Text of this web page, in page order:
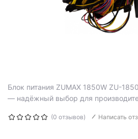
Блок питания ZUMAX 1850W ZU-
— надёжный выбор для
(0 отзывов) Написать